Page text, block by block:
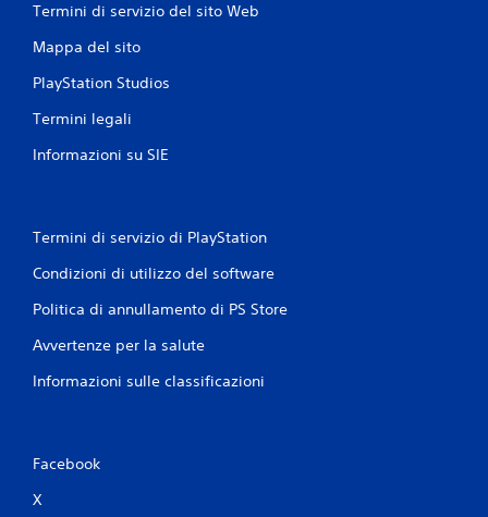
Termini di servizio del sito Web
Mappa del sito
PlayStation Studios
Termini legali
Informazioni su SIE
Termini di servizio di PlayStation
Condizioni di utilizzo del software
Politica di annullamento di PS Store
Avvertenze per la salute
Informazioni sulle classificazioni
Facebook
X